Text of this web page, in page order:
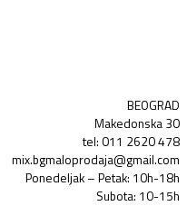
BEOGRAD
Makedonska 30
tel: 011 2620 478
mix.bgmaloprodaja@gmail.com
Ponedeljak – Petak: 10h-18h
Subota: 10-15h